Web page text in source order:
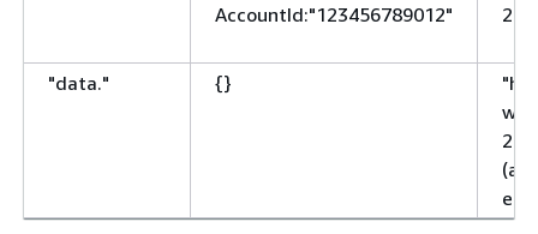
AccountId:"123456789012"
"data." {}
(as